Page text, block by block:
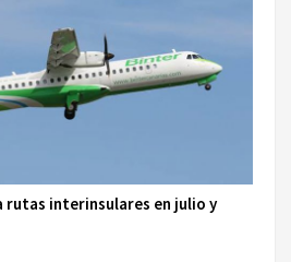
rutas interinsulares en julio y